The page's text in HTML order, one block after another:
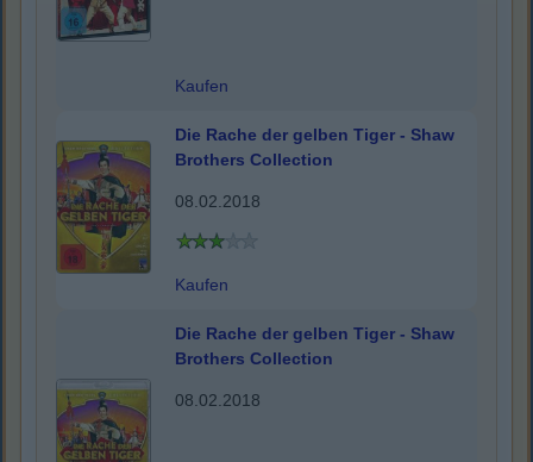
Kaufen
Die Rache der gelben Tiger - Shaw
Brothers Collection
08.02.2018
Kaufen
Die Rache der gelben Tiger - Shaw
Brothers Collection
08.02.2018